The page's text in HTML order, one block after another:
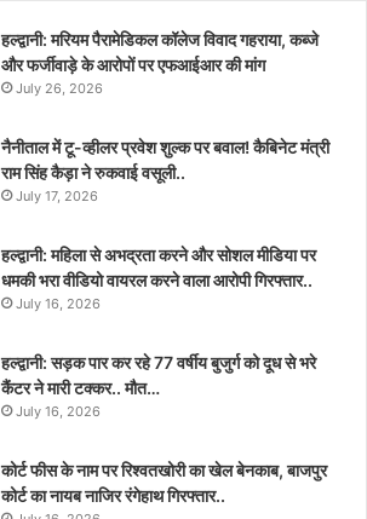
हल्द्वानी: मरियम पैरामेडिकल कॉलेज विवाद गहराया, कब्जे
और फर्जीवाड़े के आरोपों पर एफआईआर की मांग
July 26, 2026
नैनीताल में टू-व्हीलर प्रवेश शुल्क पर बवाल! कैबिनेट मंत्री
राम सिंह कैड़ा ने रुकवाई वसूली..
July 17, 2026
हल्द्वानी: महिला से अभद्रता करने और सोशल मीडिया पर
धमकी भरा वीडियो वायरल करने वाला आरोपी गिरफ्तार..
July 16, 2026
हल्द्वानी: सड़क पार कर रहे 77 वर्षीय बुजुर्ग को दूध से भरे
कैंटर ने मारी टक्कर.. मौत…
July 16, 2026
कोर्ट फीस के नाम पर रिश्वतखोरी का खेल बेनकाब, बाजपुर
कोर्ट का नायब नाजिर रंगेहाथ गिरफ्तार..